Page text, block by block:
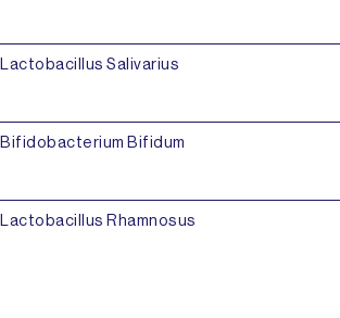
Lactobacillus Salivarius
Bifidobacterium Bifidum
Lactobacillus Rhamnosus